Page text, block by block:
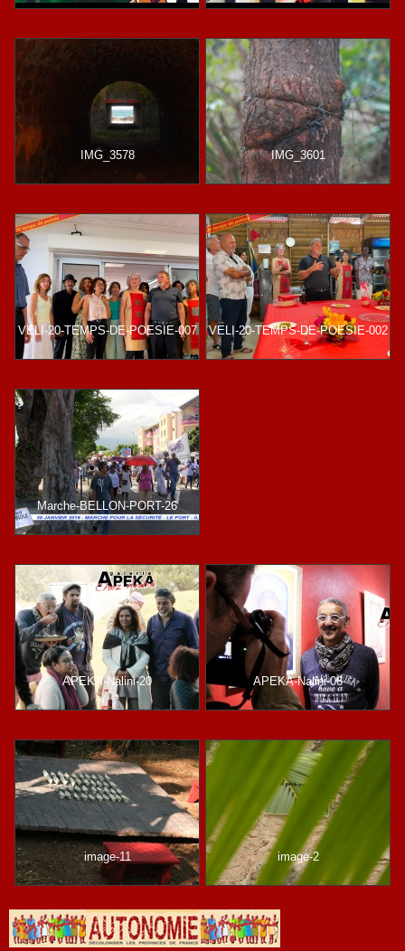
IMG_3578 IMG_3601
VELI-20-TEMPS-DE-POESIE-007 VELI-20-TEMPS-DE-POESIE-002
Marche-BELLON-PORT-26
APEKA-Nalini-20 APEKA-Nalini-06
image-11 image-2